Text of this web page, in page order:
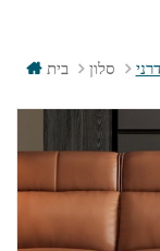
בית סלון